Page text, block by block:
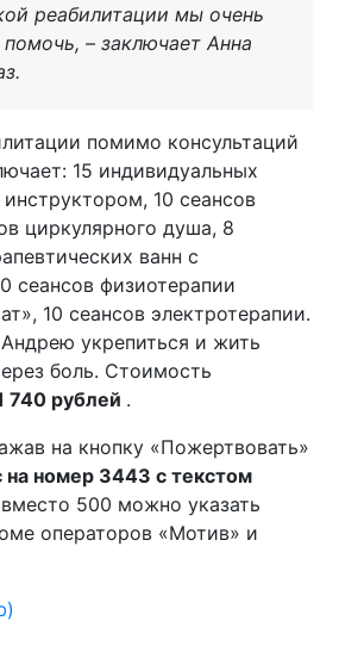
реабилитации мы очень
– заключает Анна
помимо консультаций
15 индивидуальных
10 сеансов
циркулярного душа, 8
ванн с
сеансов физиотерапии
10 сеансов электротерапии.
укрепиться и жить
боль. Стоимость
740 рублей .
на кнопку «Пожертвовать»
на номер 3443 с текстом
вместо 500 можно указать
операторов «Мотив» и